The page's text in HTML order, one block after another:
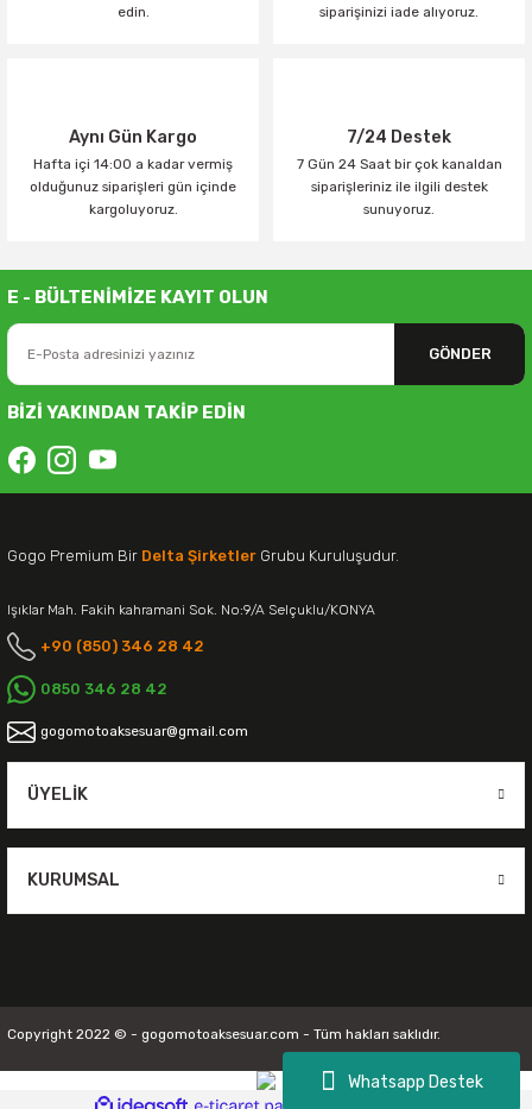
Whatsapp Destek
edin.
siparişinizi iade alıyoruz.
Aynı Gün Kargo
Hafta içi 14:00 a kadar vermiş
olduğunuz siparişleri gün içinde
kargoluyoruz.
7/24 Destek
7 Gün 24 Saat bir çok kanaldan
siparişleriniz ile ilgili destek
sunuyoruz.
E - BÜLTENİMİZE KAYIT OLUN
GÖNDER
BİZİ YAKINDAN TAKİP EDİN
Gogo Premium Bir Delta Şirketler Grubu Kuruluşudur.
Işıklar Mah. Fakih kahramani Sok. No:9/A Selçuklu/KONYA
+90 (850) 346 28 42
0850 346 28 42
gogomotoaksesuar@gmail.com
ÜYELIK
KURUMSAL
Copyright 2022 © - gogomotoaksesuar.com - Tüm hakları saklıdır.
ideasoft